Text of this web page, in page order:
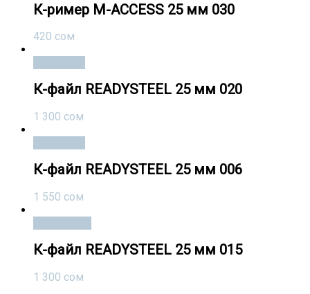
К-ример M-ACCESS 25 мм 030
420 сом
К-файл READYSTEEL 25 мм 020
1 300 сом
К-файл READYSTEEL 25 мм 006
1 550 сом
К-файл READYSTEEL 25 мм 015
1 300 сом